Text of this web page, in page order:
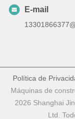
E-mail
Política de
Máquinas de
2026 Shanghai
Ltd.